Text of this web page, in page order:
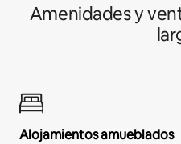
Amenidades y
Alojamientos amueblados